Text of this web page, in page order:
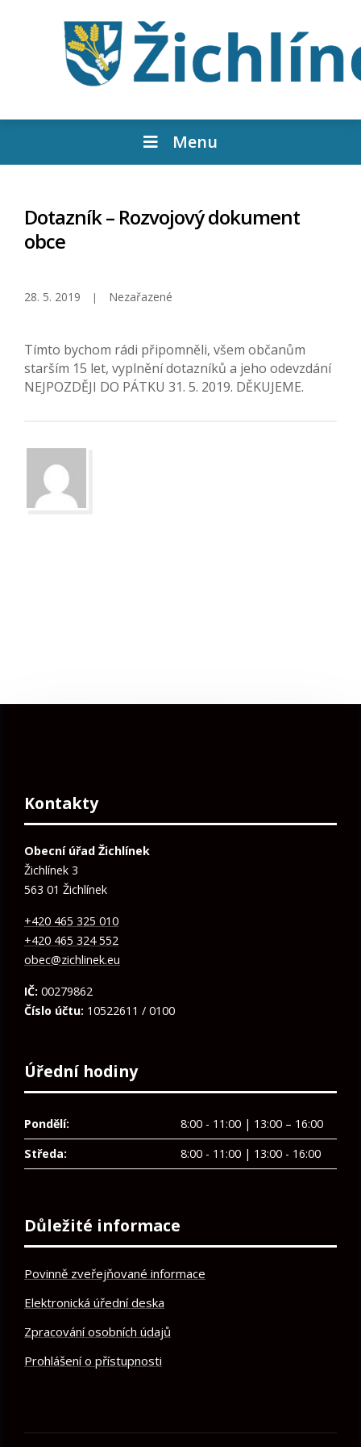
Menu
Dotazník – Rozvojový dokument
obce
28. 5. 2019 Nezařazené
Tímto bychom rádi připomněli, všem občanům
starším 15 let, vyplnění dotazníků a jeho odevzdání
NEJPOZDĚJI DO PÁTKU 31. 5. 2019. DĚKUJEME.
Kontakty
Obecní úřad Žichlínek
Žichlínek 3
563 01 Žichlínek
+420 465 325 010
+420 465 324 552
obec@zichlinek.eu
IČ: 00279862
Číslo účtu: 10522611 / 0100
Úřední hodiny
Pondělí:
8:00 - 11:00 | 13:00 – 16:00
Středa:
8:00 - 11:00 | 13:00 - 16:00
Důležité informace
Povinně zveřejňované informace
Elektronická úřední deska
Zpracování osobních údajů
Prohlášení o přístupnosti